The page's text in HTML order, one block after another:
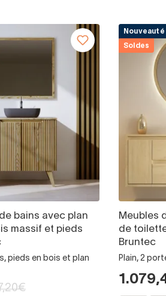
bains avec plan
massif et pieds
pieds en bois et plan
Nouveauté
Soldes
Meubles
de
Bruntec
Plain, 2